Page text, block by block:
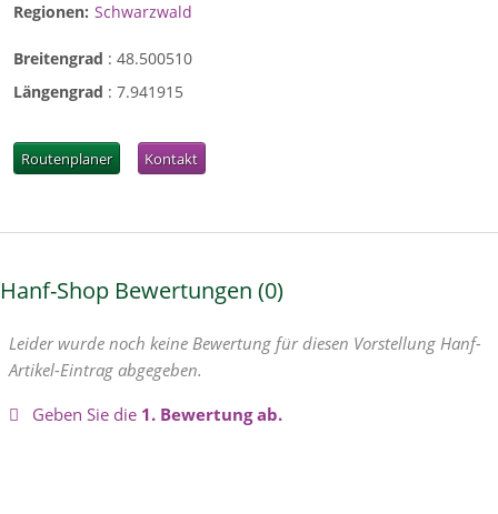
Regionen: Schwarzwald
Breitengrad : 48.500510
Längengrad : 7.941915
Routenplaner Kontakt
Hanf-Shop Bewertungen 0
Leider wurde noch keine Bewertung für diesen Vorstellung Hanf-
Artikel-Eintrag abgegeben.
Geben Sie die 1. Bewertung ab.